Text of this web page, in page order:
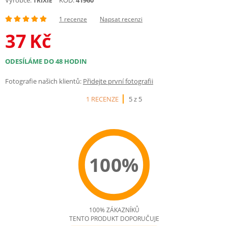
1 recenze Napsat recenzi
37 Kč
ODESÍLÁME DO 48 HODIN
Fotografie našich klientů: Přidejte první fotografii
1 RECENZE
5 z 5
100%
100% ZÁKAZNÍKŮ
TENTO PRODUKT DOPORUČUJE